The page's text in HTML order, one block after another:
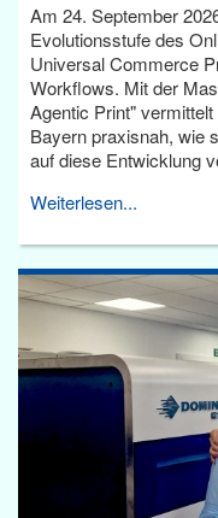
Am 24. September
Evolutionsstufe des
Universal Commerce
Workflows. Mit der
Agentic Print"
Bayern praxisnah, wie
auf diese Entwicklung
Weiterlesen...